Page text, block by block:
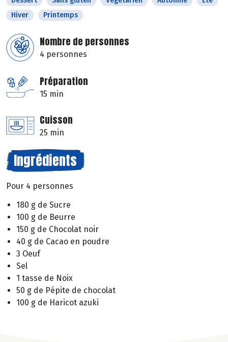
Hiver
Printemps
Nombre de personnes
4 personnes
Préparation
15 min
Cuisson
25 min
Ingrédients
Pour 4 personnes
180 g de Sucre
100 g de Beurre
150 g de Chocolat noir
40 g de Cacao en poudre
3 Oeuf
Sel
1 tasse de Noix
50 g de Pépite de chocolat
100 g de Haricot azuki